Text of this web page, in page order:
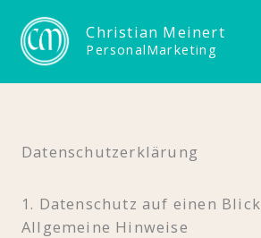
Inhalt
springen
Christian Meinert
PersonalMarketing
Datenschutzerklärung
1. Datenschutz auf einen Blick
Allgemeine Hinweise